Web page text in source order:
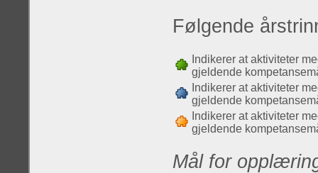
Følgende
Indikerer at aktiviteter
gjeldende
Indikerer at aktiviteter
gjeldende
Indikerer at aktiviteter
gjeldende
Mål for